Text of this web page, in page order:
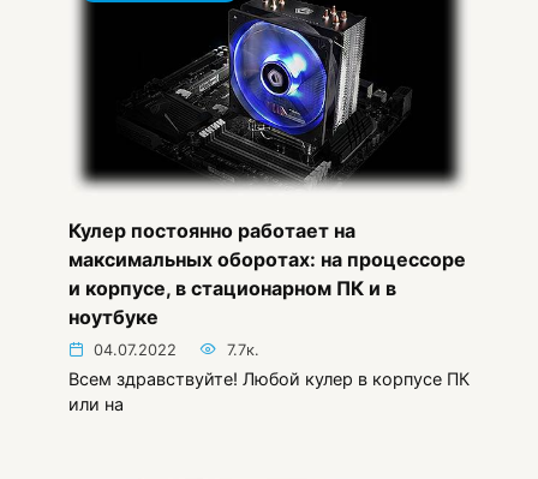
Кулер постоянно работает на
максимальных оборотах: на процессоре
и корпусе, в стационарном ПК и в
ноутбуке
04.07.2022 7.7к.
Всем здравствуйте! Любой кулер в корпусе ПК
или на